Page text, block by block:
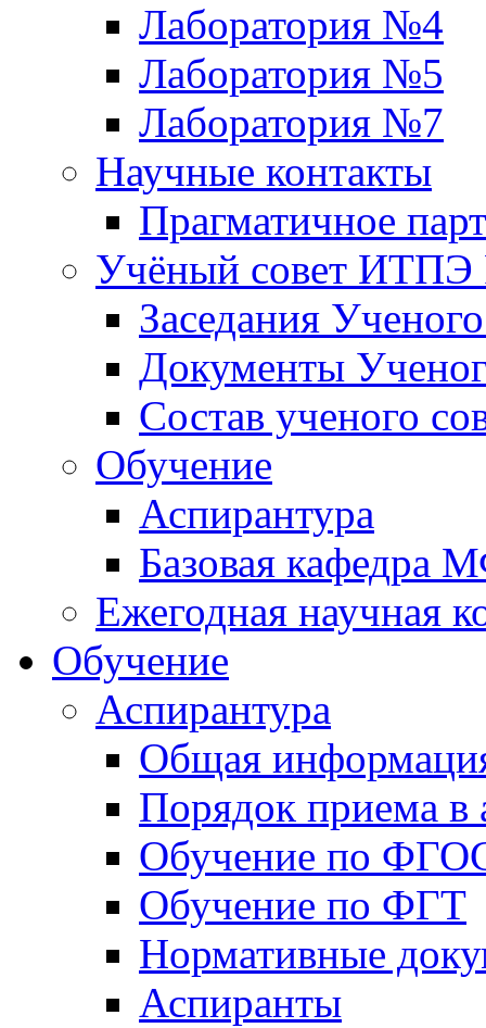
Лаборатория №4
Лаборатория №5
Лаборатория №7
Научные контакты
Прагматичное
Учёный совет
Заседания
Документы
Состав ученого
Обучение
Аспирантура
Базовая кафедра
Ежегодная научная
Обучение
Аспирантура
Общая
Порядок приема в
Обучение по
Обучение по ФГТ
Нормативные
Аспиранты